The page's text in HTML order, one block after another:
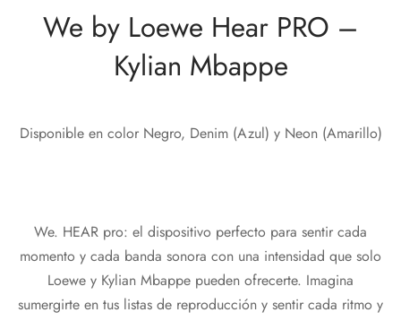
We by Loewe Hear PRO –
Kylian Mbappe
Disponible en color Negro, Denim (Azul) y Neon (Amarillo)
We. HEAR pro: el dispositivo perfecto para sentir cada
momento y cada banda sonora con una intensidad que solo
Loewe y Kylian Mbappe pueden ofrecerte. Imagina
sumergirte en tus listas de reproducción y sentir cada ritmo y